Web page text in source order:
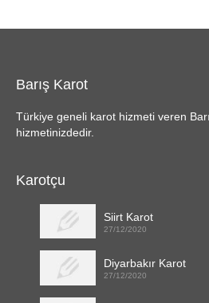
Barış Karot
Türkiye geneli karot hizmeti veren
hizmetinizdedir.
Karotçu
Siirt Karot
27/12/2020
Diyarbakır Karot
27/12/2020